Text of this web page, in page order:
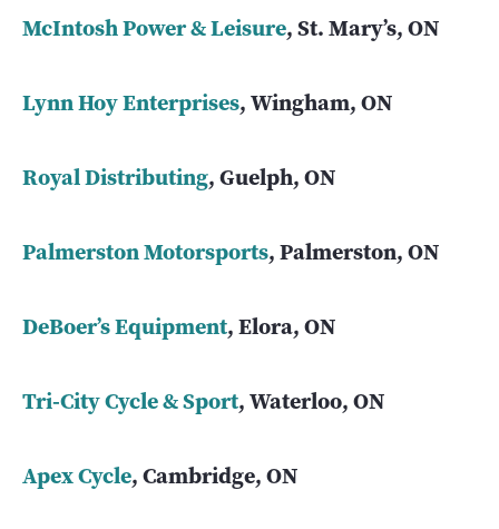
McIntosh Power & Leisure, St. Mary’s, ON
Lynn Hoy Enterprises, Wingham, ON
Royal Distributing, Guelph, ON
Palmerston Motorsports, Palmerston, ON
DeBoer’s Equipment, Elora, ON
Tri-City Cycle & Sport, Waterloo, ON
Apex Cycle, Cambridge, ON